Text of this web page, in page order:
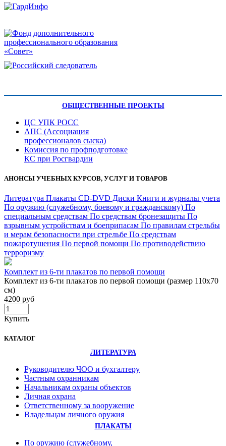
ОБЩЕСТВЕННЫЕ ПРОЕКТЫ
ЦС УПК РОСС
АПС (Ассоциация
профессионалов сыска)
Комиссия по профподготовке
КС при Росгвардии
АНОНСЫ УЧЕБНЫХ КУРСОВ, УСЛУГ И ТОВАРОВ
Литература Плакаты CD-DVD Диски Книги и журналы учета
По оружию (служебному, боевому и гражданскому) По
специальным средствам По средствам бронезащиты По
взрывным устройствам и боеприпасам По правилам стрельбы
и мерам безопасности при стрельбе По средствам
пожаротушения По первой помощи По противодействию
терроризму
Комплект из 6-ти плакатов по первой помощи
Комплект из 6-ти плакатов по первой помощи (размер 110х70
см)
4200 руб
Купить
КАТАЛОГ
ЛИТЕРАТУРА
Руководителю ЧОО и бухгалтеру
Частным охранникам
Начальникам охраны объектов
Личная охрана
Ответственному за вооружение
Владельцам личного оружия
ПЛАКАТЫ
По оружию (служебному,